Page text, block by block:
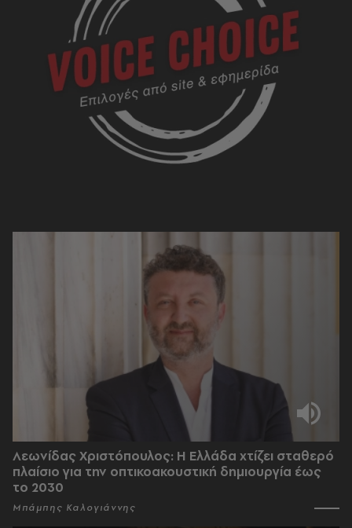
Λεωνίδας Χριστόπουλος: Η Ελλάδα χτίζει σταθερό
πλαίσιο για την οπτικοακουστική δημιουργία έως
το 2030
Μπάμπης Καλογιάννης